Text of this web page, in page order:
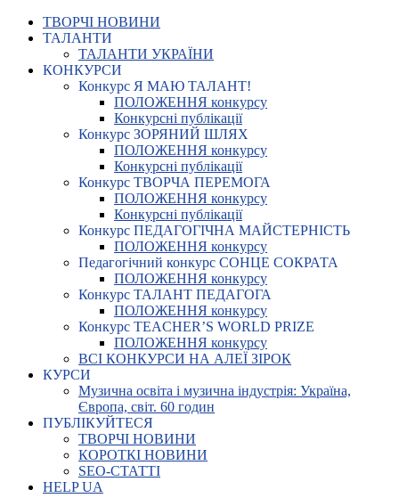
ТВОРЧІ НОВИНИ
ТАЛАНТИ
ТАЛАНТИ УКРАЇНИ
КОНКУРСИ
Конкурс Я МАЮ ТАЛАНТ!
ПОЛОЖЕННЯ конкурсу
Конкурсні публікації
Конкурс ЗОРЯНИЙ ШЛЯХ
ПОЛОЖЕННЯ конкурсу
Конкурсні публікації
Конкурс ТВОРЧА ПЕРЕМОГА
ПОЛОЖЕННЯ конкурсу
Конкурсні публікації
Конкурс ПЕДАГОГІЧНА МАЙСТЕРНІСТЬ
ПОЛОЖЕННЯ конкурсу
Педагогічний конкурс СОНЦЕ СОКРАТА
ПОЛОЖЕННЯ конкурсу
Конкурс ТАЛАНТ ПЕДАГОГА
ПОЛОЖЕННЯ конкурсу
Конкурс TEACHER’S WORLD PRIZE
ПОЛОЖЕННЯ конкурсу
ВСІ КОНКУРСИ НА АЛЕЇ ЗІРОК
КУРСИ
Музична освіта і музична індустрія: Україна,
Європа, світ. 60 годин
ПУБЛІКУЙТЕСЯ
ТВОРЧІ НОВИНИ
КОРОТКІ НОВИНИ
SEO-СТАТТІ
HELP UA